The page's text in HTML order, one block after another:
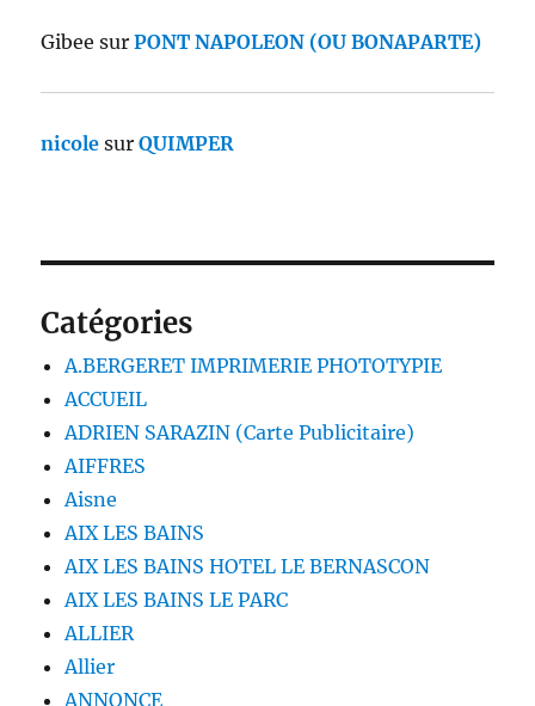
Gibee surPONT NAPOLEON (OU BONAPARTE)
nicole surQUIMPER
Catégories
A.BERGERET IMPRIMERIE PHOTOTYPIE
ACCUEIL
ADRIEN SARAZIN (Carte Publicitaire)
AIFFRES
Aisne
AIX LES BAINS
AIX LES BAINS HOTEL LE BERNASCON
AIX LES BAINS LE PARC
ALLIER
Allier
ANNONCE